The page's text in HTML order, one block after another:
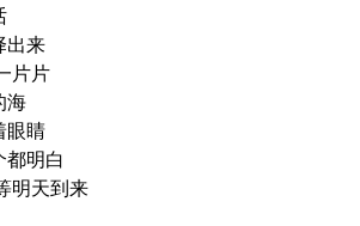
来
片
睛
明白
天到来